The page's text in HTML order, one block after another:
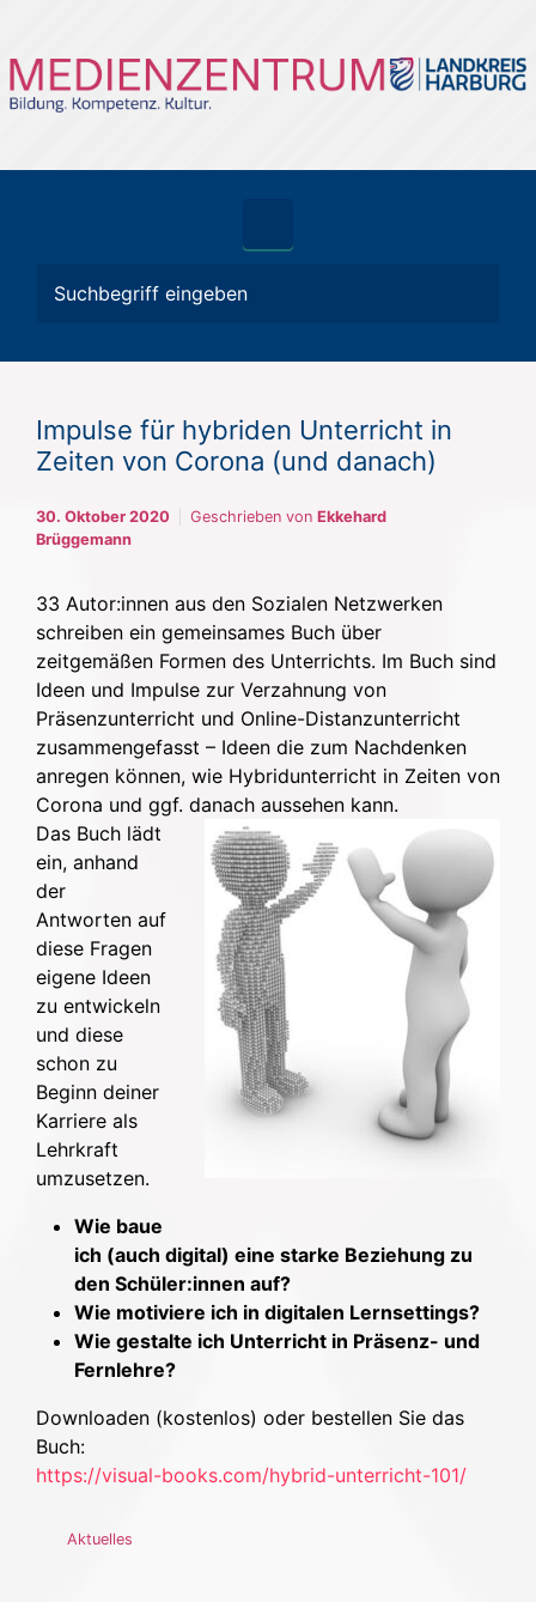
Impulse für hybriden Unterricht in
Zeiten von Corona (und danach)
30. Oktober 2020 Geschrieben von Ekkehard
Brüggemann
33 Autor:innen aus den Sozialen Netzwerken
schreiben ein gemeinsames Buch über
zeitgemäßen Formen des Unterrichts. Im Buch sind
Ideen und Impulse zur Verzahnung von
Präsenzunterricht und Online-Distanzunterricht
zusammengefasst – Ideen die zum Nachdenken
anregen können, wie Hybridunterricht in Zeiten von
Corona und ggf. danach aussehen kann.
Das Buch lädt
ein, anhand
der
Antworten auf
diese Fragen
eigene Ideen
zu entwickeln
und diese
schon zu
Beginn deiner
Karriere als
Lehrkraft
umzusetzen.
Wie baue
ich (auch digital) eine starke Beziehung zu
den Schüler:innen auf?
Wie motiviere ich in digitalen Lernsettings?
Wie gestalte ich Unterricht in Präsenz- und
Fernlehre?
Downloaden (kostenlos) oder bestellen Sie das
Buch:
https://visual-books.com/hybrid-unterricht-101/
Aktuelles